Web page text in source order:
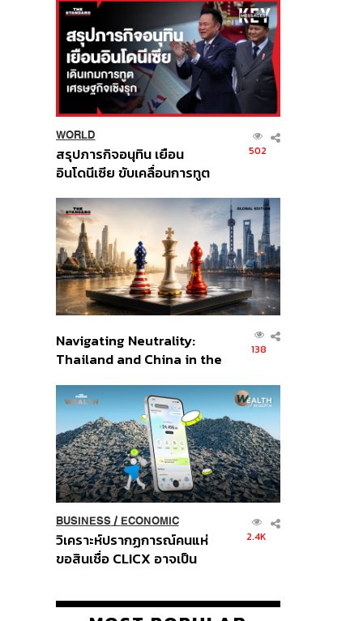
WORLD
สรุปภารกิจอนุทิน เยือน
อินโดนีเซีย ขับเคลื่อนการทูต
ส่วนยุทธศาสตร์ไทย –
อินโดนีเซีย
502
Navigating Neutrality:
Thailand and China in the
Order
138
BUSINESS/ ECONOMIC
วิเคราะห์ปรากฏการณ์คนแห่
ขอสินเชื่อ CLICX อาจเป็น
ปัญหาหนี้ครัวเรือนไทยที่ถูกซุก
2.4K